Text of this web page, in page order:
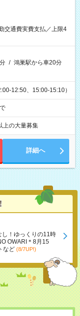
交通費実費支払／上限4
/ 鴻巣駅から車20分
12:50、15:00-15:10）
上の大量募集
詳細へ
し！ゆっくりの11時
OWARI＊8月15
など (8/7UP!)